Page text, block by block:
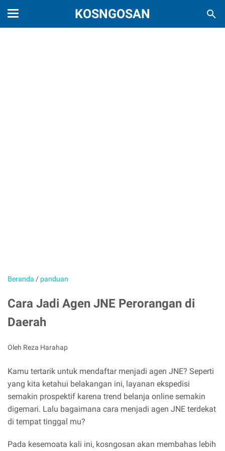
KOSNGOSAN
Beranda / panduan
Cara Jadi Agen JNE Perorangan di
Daerah
Oleh Reza Harahap
Kamu tertarik untuk mendaftar menjadi agen JNE? Seperti
yang kita ketahui belakangan ini, layanan ekspedisi
semakin prospektif karena trend belanja online semakin
digemari. Lalu bagaimana cara menjadi agen JNE terdekat
di tempat tinggal mu?
Pada kesemoata kali ini, kosngosan akan membahas lebih